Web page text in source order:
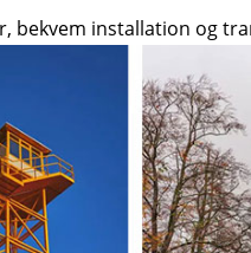
bekvem installation og